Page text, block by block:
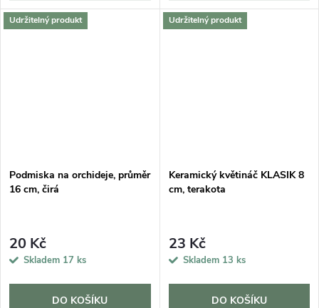
Udržitelný produkt
Podmiska na orchideje, průměr
16 cm, čirá
20 Kč
Skladem 17 ks
DO KOŠÍKU
Udržitelný produkt
Keramický květináč KLASIK 8
cm, terakota
23 Kč
Skladem 13 ks
DO KOŠÍKU